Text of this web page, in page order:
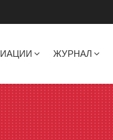
ЖУРНАЛ